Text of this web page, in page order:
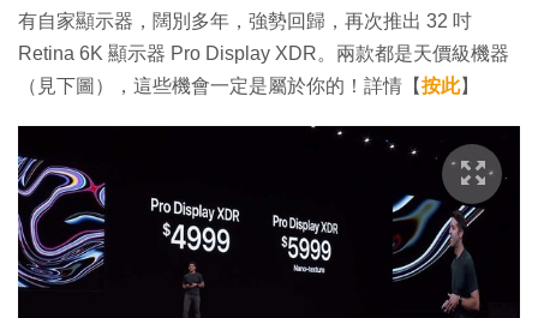
有自家顯示器，闊別多年，強勢回歸，再次推出 32 吋
Retina 6K 顯示器 Pro Display XDR。兩款都是天價級機器
（見下圖），這些機會一定是屬於你的！詳情【按此】